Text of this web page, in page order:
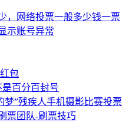
，网络投票一般多少钱一票
示账号异常
包
百分百封号
梦”残疾人手机摄影比赛投票
票团队-刷票技巧